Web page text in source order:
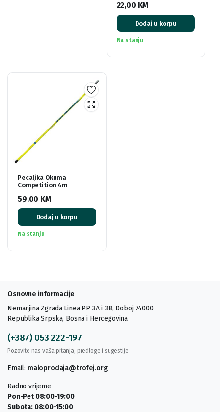
22,00 KM
Dodaj u korpu
Na stanju
Pecaljka Okuma
Competition 4m
59,00 KM
Dodaj u korpu
Na stanju
Osnovne informacije
Nemanjina Zgrada Linea PP 3A i 3B, Doboj 74000
Republika Srpska, Bosna i Hercegovina
(+387) 053 222-197
Pozovite nas vaša pitanja, predloge i sugestije
Email: maloprodaja@trofej.org
Radno vrijeme
Pon-Pet 08:00-19:00
Subota: 08:00-15:00